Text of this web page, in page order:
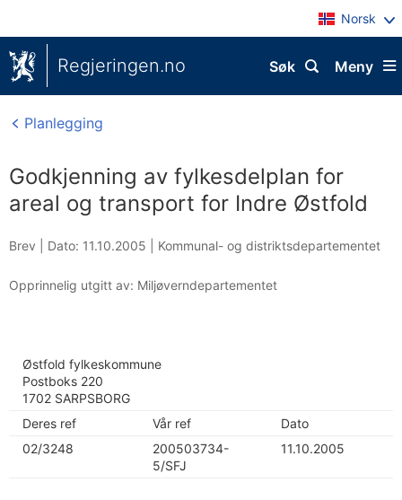
Norsk
Regjeringen.no Meny
Søk
Planlegging
Godkjenning av fylkesdelplan for
areal og transport for Indre Østfold
Brev | Dato: 11.10.2005 Kommunal- og distriktsdepartementet
Opprinnelig utgitt av: Miljøverndepartementet
Østfold fylkeskommune
Postboks 220
1702 SARPSBORG
Deres ref
Vår ref
Dato
02/3248
200503734-
5/SFJ
11.10.2005